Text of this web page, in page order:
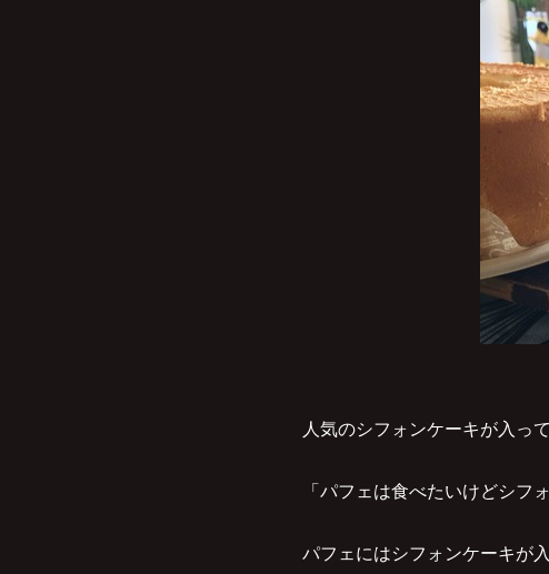
人気のシフォンケーキが入っ
「パフェは食べたいけどシ
パフェにはシフォンケーキが